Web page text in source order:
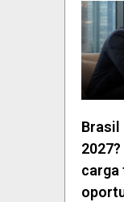
Brasil
carga